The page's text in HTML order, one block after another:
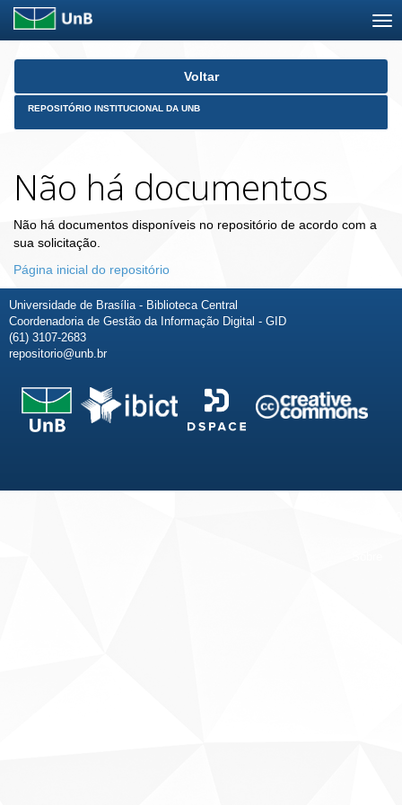
Skip
Voltar
REPOSITÓRIO INSTITUCIONAL DA UNB
Não há documentos
Não há documentos disponíveis no repositório de acordo com a
sua solicitação.
Página inicial do repositório
Universidade de Brasília - Biblioteca Central
Coordenadoria de Gestão da Informação Digital - GID
(61) 3107-2683
repositorio@unb.br